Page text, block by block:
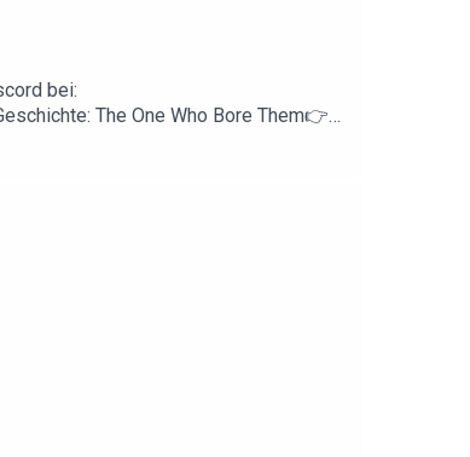
bei:
The One Who Bore Them👉
veröffentlich